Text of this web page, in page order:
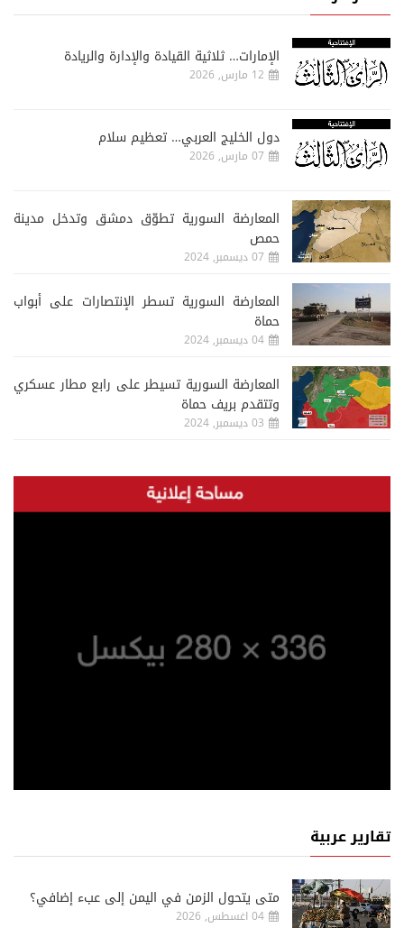
الإمارات… ثلاثية القيادة والإدارة والريادة
12 مارس, 2026
دول الخليج العربي… تعظيم سلام
07 مارس, 2026
المعارضة السورية تطوّق دمشق وتدخل مدينة
حمص
07 ديسمبر, 2024
المعارضة السورية تسطر الإنتصارات على أبواب
حماة
04 ديسمبر, 2024
المعارضة السورية تسيطر على رابع مطار عسكري
وتتقدم بريف حماة
03 ديسمبر, 2024
تقارير عربية
متى يتحول الزمن في اليمن إلى عبء إضافي؟
04 اغسطس, 2026